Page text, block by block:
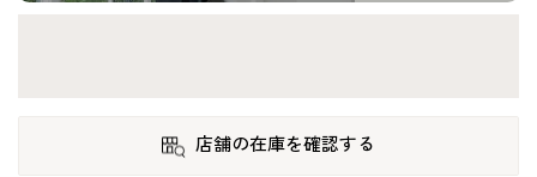
店舗の在庫を確認する